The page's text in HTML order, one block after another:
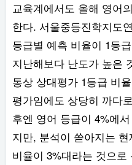
교육계에서도 올해 영어
한다. 서울중등진학지도
등급별 예측 비율이 1등
지난해보다 난도가 높은
통상 상대평가 1등급 비
평가임에도 상당히 까다
후엔 영어 등급이 4%에
지만, 분석이 쏟아지는
비율이 3%대라는 것으